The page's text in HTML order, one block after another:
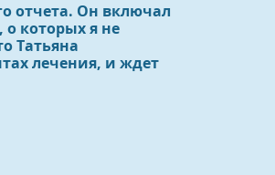
отчета. Он включал
которых я не
Татьяна
лечения, и ждет